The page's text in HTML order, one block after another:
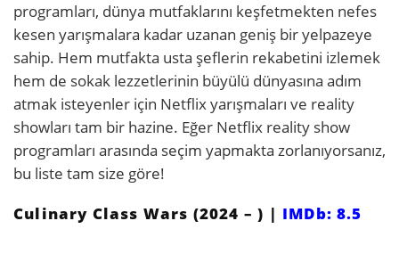
programları, dünya mutfaklarını keşfetmekten nefes
kesen yarışmalara kadar uzanan geniş bir yelpazeye
sahip. Hem mutfakta usta şeflerin rekabetini izlemek
hem de sokak lezzetlerinin büyülü dünyasına adım
atmak isteyenler için Netflix yarışmaları ve reality
showları tam bir hazine. Eğer Netflix reality show
programları arasında seçim yapmakta zorlanıyorsanız,
bu liste tam size göre!
Culinary Class Wars (2024 – ) | IMDb: 8.5